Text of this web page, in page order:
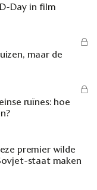
Day in film
maar de
ruïnes: hoe
premier wilde
staat maken